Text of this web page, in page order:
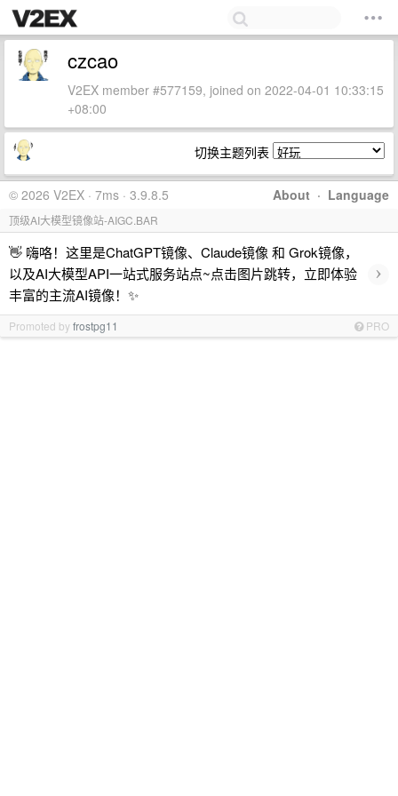
czcao
V2EX member #577159, joined on 2022-04-01 10:33:15
+08:00
切换主题列表
About · Language
© 2026 V2EX · 7ms · 3.9.8.5
顶级AI大模型镜像站-AIGC.BAR
👋 嗨咯！这里是ChatGPT镜像、Claude镜像 和 Grok镜像，
以及AI大模型API一站式服务站点~点击图片跳转，立即体验
丰富的主流AI镜像！✨
›
Promoted byfrostpg11 PRO